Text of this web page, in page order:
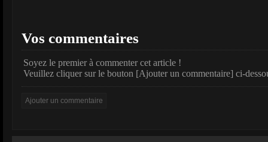
Vos commentaires
Soyez le premier à commenter cet article !
Veuillez cliquer sur le bouton [Ajouter un commentaire] ci-